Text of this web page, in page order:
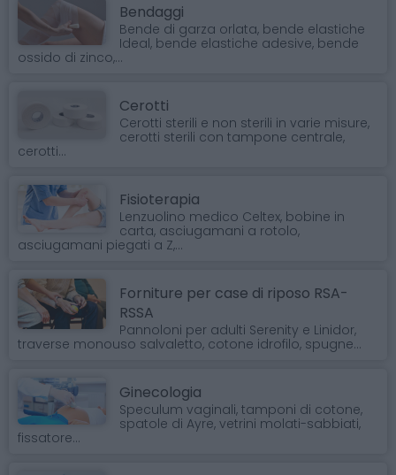
Bendaggi
Bende di garza orlata, bende elastiche
Ideal, bende elastiche adesive, bende
ossido di zinco,...
Cerotti
Cerotti sterili e non sterili in varie misure,
cerotti sterili con tampone centrale,
cerotti...
Fisioterapia
Lenzuolino medico Celtex, bobine in
carta, asciugamani a rotolo,
asciugamani piegati a Z,...
Forniture per case di riposo RSA-
RSSA
Pannoloni per adulti Serenity e Linidor,
traverse monouso salvaletto, cotone idrofilo, spugne...
Ginecologia
Speculum vaginali, tamponi di cotone,
spatole di Ayre, vetrini molati-sabbiati,
fissatore...